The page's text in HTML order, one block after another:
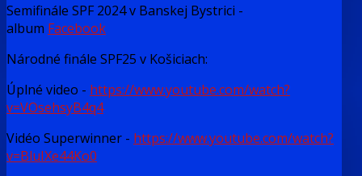
Semifinále SPF 2024 v Banskej Bystrici -
album Facebook
Národné finále SPF25 v Košiciach:
Úplné video - https://www.youtube.com/watch?
v=VOsehsyB4q4
Vidéo Superwinner - https://www.youtube.com/watch?
v=BluIXe44Ko0